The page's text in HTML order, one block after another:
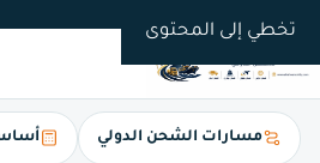
تخطي إلى المحتوى
مسارات الشحن الدولي